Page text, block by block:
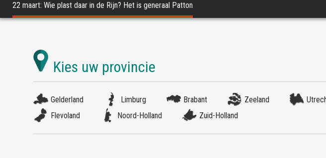
22 maart: Wie plast daar in de Rijn? Het is generaal Patton
Gelderland Limburg Brabant Zeeland
Flevoland
Noord-Holland Zuid-Holland